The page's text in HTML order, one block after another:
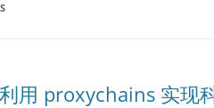
用 proxychains 实现